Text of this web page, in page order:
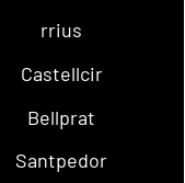
rrius
Castellcir
Bellprat
Santpedor